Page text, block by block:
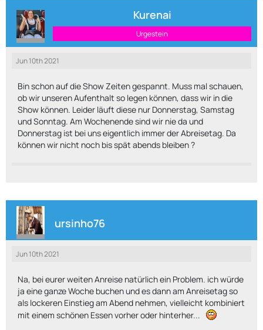
Kurenai
Urgestein
Jun 10th 2021
Bin schon auf die Show Zeiten gespannt. Muss mal schauen,
ob wir unseren Aufenthalt so legen können, dass wir in die
Show können. Leider läuft diese nur Donnerstag, Samstag
und Sonntag. Am Wochenende sind wir nie da und
Donnerstag ist bei uns eigentlich immer der Abreisetag. Da
können wir nicht noch bis spät abends bleiben ?
ursinho76
Jun 10th 2021
Na, bei eurer weiten Anreise natürlich ein Problem. ich würde
ja eine ganze Woche buchen und es dann am Anreisetag so
als lockeren Einstieg am Abend nehmen, vielleicht kombiniert
mit einem schönen Essen vorher oder hinterher...